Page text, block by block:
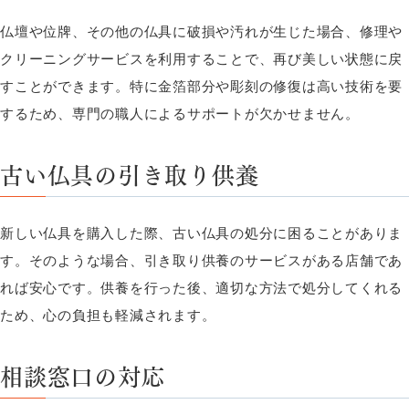
仏壇や位牌、その他の仏具に破損や汚れが生じた場合、修理や
クリーニングサービスを利用することで、再び美しい状態に戻
すことができます。特に金箔部分や彫刻の修復は高い技術を要
するため、専門の職人によるサポートが欠かせません。
古い仏具の引き取り供養
新しい仏具を購入した際、古い仏具の処分に困ることがありま
す。そのような場合、引き取り供養のサービスがある店舗であ
れば安心です。供養を行った後、適切な方法で処分してくれる
ため、心の負担も軽減されます。
相談窓口の対応